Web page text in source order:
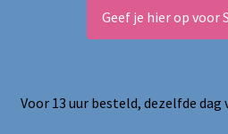
Geef je hier op voor
Voor 13 uur besteld, dezelfde